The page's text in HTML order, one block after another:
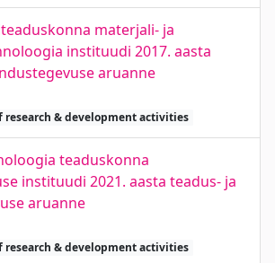
materjali- ja
instituudi 2017. aasta
aruanne
research & development activities
teaduskonna
instituudi 2021. aasta teadus- ja
aruanne
research & development activities